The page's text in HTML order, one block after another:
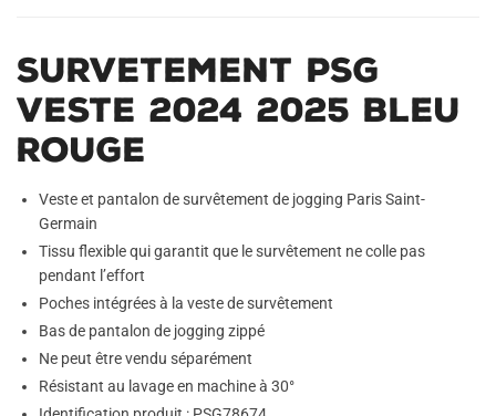
Survetement PSG
Veste 2024 2025 Bleu
Rouge
Veste et pantalon de survêtement de jogging Paris Saint-
Germain
Tissu flexible qui garantit que le survêtement ne colle pas
pendant l’effort
Poches intégrées à la veste de survêtement
Bas de pantalon de jogging zippé
Ne peut être vendu séparément
Résistant au lavage en machine à 30°